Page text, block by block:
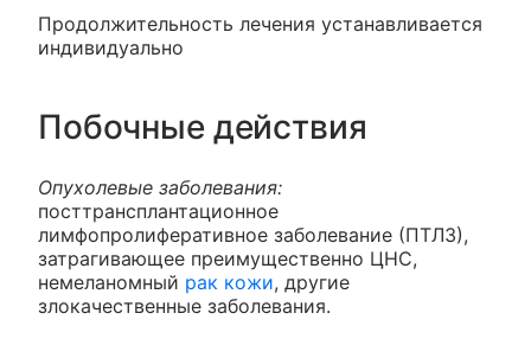
Продолжительность лечения устанавливается
индивидуально
Побочные действия
Опухолевые заболевания:
посттрансплантационное
лимфопролиферативное заболевание (ПТЛЗ),
затрагивающее преимущественно ЦНС,
немеланомный рак кожи, другие
злокачественные заболевания.